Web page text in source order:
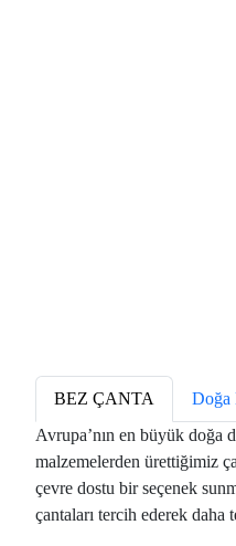
BEZ ÇANTA Doğa
Avrupa’nın en büyük doğa
malzemelerden ürettiğimiz
çevre dostu bir seçenek
çantaları tercih ederek